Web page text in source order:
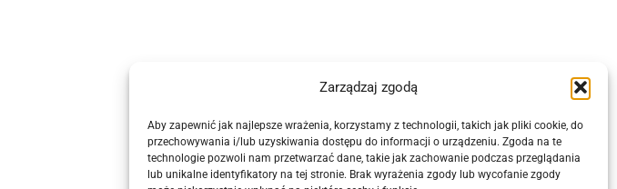
Zarządzaj zgodą
Aby zapewnić jak najlepsze wrażenia, korzystamy z technologii, takich jak pliki cookie, do
przechowywania i/lub uzyskiwania dostępu do informacji o urządzeniu. Zgoda na te
technologie pozwoli nam przetwarzać dane, takie jak zachowanie podczas przeglądania
lub unikalne identyfikatory na tej stronie. Brak wyrażenia zgody lub wycofanie zgody